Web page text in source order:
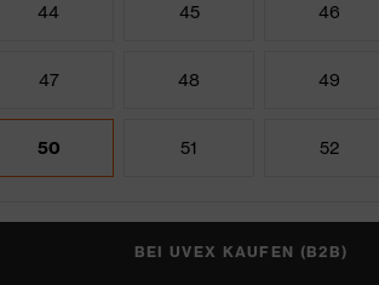
44 45 46
47 48 49
50 51 52
BEI UVEX KAUFEN (B2B)